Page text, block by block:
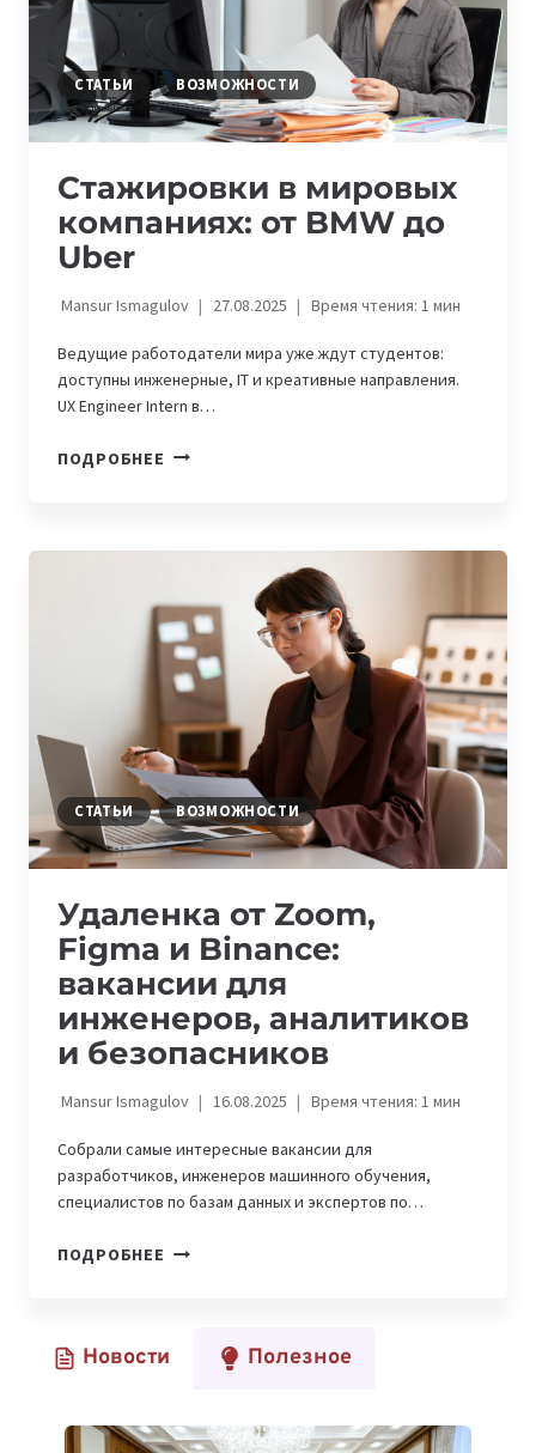
COINBASE
СТАТЬИ ВОЗМОЖНОСТИ
Стажировки в мировых
компаниях: от BMW до
Uber
Mansur Ismagulov 27.08.2025 Время чтения: 1мин
Ведущие работодатели мира уже ждут студентов:
доступны инженерные, IT и креативные направления.
UX Engineer Intern в…
ПОДРОБНЕЕ СТАЖИРОВКИ
ДО
UBER
СТАТЬИ ВОЗМОЖНОСТИ
Удаленка от Zoom,
Figma и Binance:
вакансии для
инженеров, аналитиков
и безопасников
Mansur Ismagulov 16.08.2025 Время чтения: 1мин
Собрали самые интересные вакансии для
разработчиков, инженеров машинного обучения,
специалистов по базам данных и экспертов по…
ПОДРОБНЕЕ УДАЛЕНКА
И
ДЛЯ
Новости Полезное